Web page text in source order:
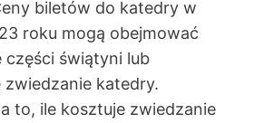
biletów do katedry w
roku mogą obejmować
części świątyni lub
katedry.
to, ile kosztuje zwiedzanie